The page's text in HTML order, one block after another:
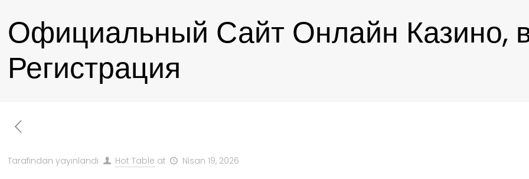
Официальный Сайт Онлайн Казино,
Регистрация
Tarafından yayınlandı Hot Table at Nisan 19, 2026